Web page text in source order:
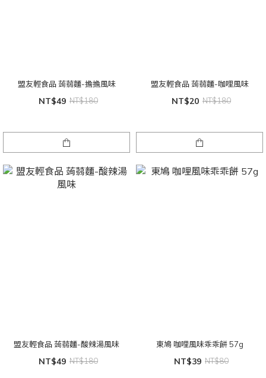
盟友輕食品 蒟蒻麵-擔擔風味
NT$49 NT$180
盟友輕食品 蒟蒻麵-咖哩風味
NT$20 NT$180
盟友輕食品 蒟蒻麵-酸辣湯風味
NT$49 NT$180
東鳩 咖哩風味乖乖餅 57g
NT$39 NT$80